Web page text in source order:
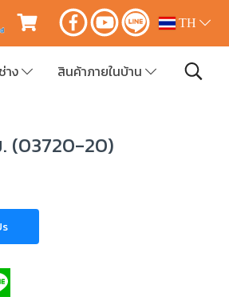
TH
าง สินค้าภายในบ้าน
(03720-20)